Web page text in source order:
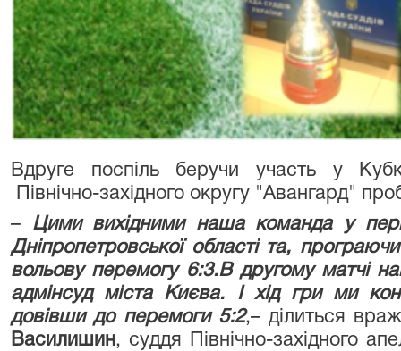
Вдруге поспіль беручи участь у
Північно-західного округу "Авангард"
– Цими вихідними наша команда у
Дніпропетровської області та,
вольову перемогу 6:3.В другому матчі
адмінсуд міста Києва. І хід гри ми
довівши до перемоги 5:2,– ділиться
Василишин, суддя Північно-західного